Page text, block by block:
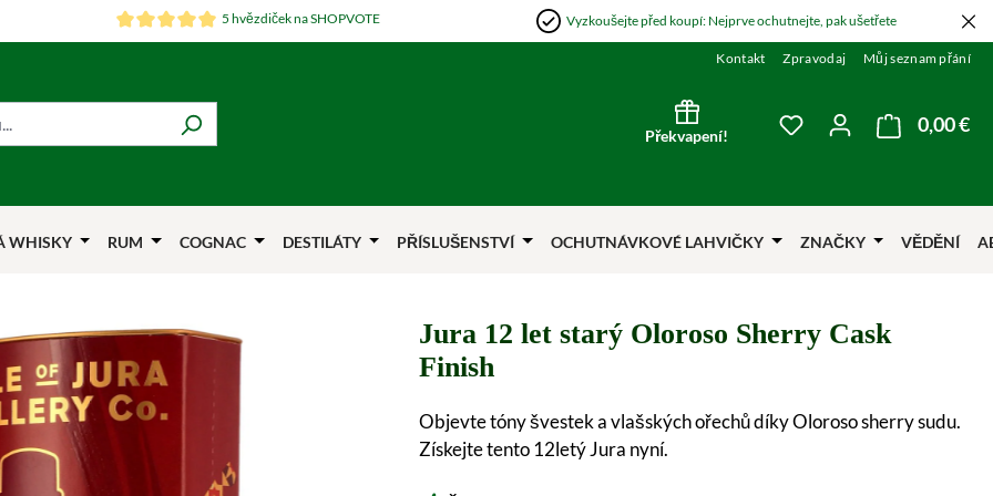
5 hvězdiček na SHOPVOTE Vyzkoušejte před koupí: Nejprve ochutnejte, pak ušetřete
Kontakt Zpravodaj Můj seznam přání
Překvapení!
Máte 0 položky v0,00 €
WHISKY RUM COGNAC DESTILÁTY PŘÍSLUŠENSTVÍ OCHUTNÁVKOVÉ LAHVIČKY ZNAČKY VĚDĚNÍ
Jura 12 let starý Oloroso Sherry Cask
Finish
Objevte tóny švestek a vlašských ořechů díky Oloroso sherry sudu.
Získejte tento 12letý Jura nyní.